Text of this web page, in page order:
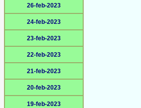
26-feb-2023
24-feb-2023
23-feb-2023
22-feb-2023
21-feb-2023
20-feb-2023
19-feb-2023